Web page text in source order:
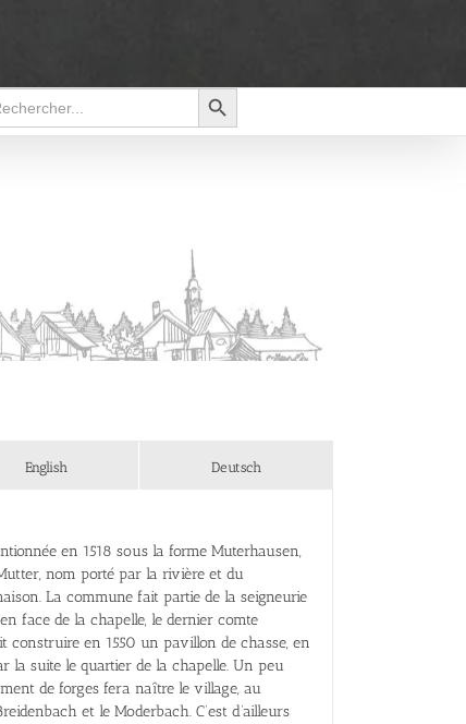
Search Button
English Deutsch
en 1518 sous la forme Muterhausen,
nom porté par la rivière et du
La commune fait partie de la seigneurie
face de la chapelle, le dernier comte
construire en 1550 un pavillon de chasse, en
la suite le quartier de la chapelle. Un peu
de forges fera naître le village, au
et le Moderbach. C’est d’ailleurs